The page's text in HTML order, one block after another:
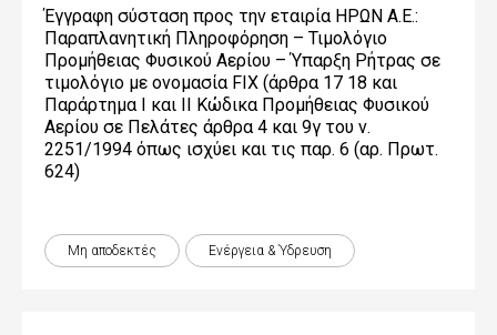
Έγγραφη σύσταση προς την εταιρία ΗΡΩΝ Α.Ε.:
Παραπλανητική Πληροφόρηση – Τιμολόγιο
Προμήθειας Φυσικού Αερίου – Ύπαρξη Ρήτρας σε
τιμολόγιο με ονομασία FIX (άρθρα 17 18 και
Παράρτημα Ι και ΙΙ Κώδικα Προμήθειας Φυσικού
Αερίου σε Πελάτες άρθρα 4 και 9γ του ν.
2251/1994 όπως ισχύει και τις παρ. 6 (αρ. Πρωτ.
624)
Μη αποδεκτές Ενέργεια & Ύδρευση